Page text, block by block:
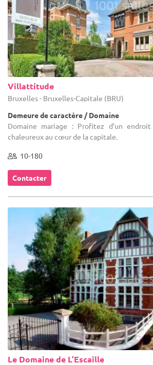
Villattitude
Bruxelles - Bruxelles-Capitale (BRU)
Demeure de caractère / Domaine
Domaine mariage : Profitez d’un
chaleureux au cœur de la capitale.
10-180
Contacter
Le Domaine de L’Escaille